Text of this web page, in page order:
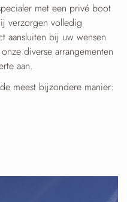
met een privé boot
verzorgen volledig
aansluiten bij uw wensen
diverse arrangementen
aan.
meest bijzondere manier: